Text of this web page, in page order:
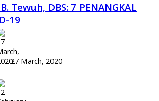
Tewuh, DBS: 7 PENANGKAL
19
27 March, 2020